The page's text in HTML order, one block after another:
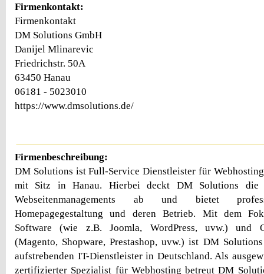
Firmenkontakt:
Firmenkontakt
DM Solutions GmbH
Danijel Mlinarevic
Friedrichstr. 50A
63450 Hanau
06181 - 5023010
https://www.dmsolutions.de/
Firmenbeschreibung:
DM Solutions ist Full-Service Dienstleister für
mit Sitz in Hanau. Hierbei deckt DM Solutions die
Webseitenmanagements ab und bietet
Homepagegestaltung und deren Betrieb. Mit dem
Software (wie z.B. Joomla, WordPress, uvw.) und
(Magento, Shopware, Prestashop, uvw.) ist DM
aufstrebenden IT-Dienstleister in Deutschland. Als
zertifizierter Spezialist für Webhosting betreut DM